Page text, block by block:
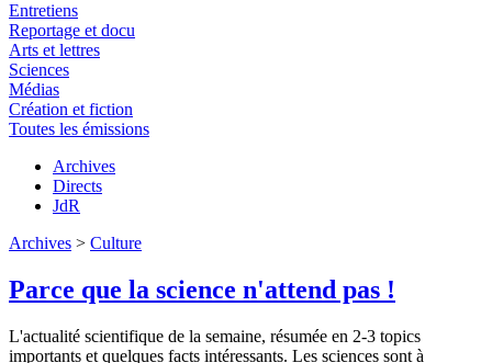
Entretiens
Reportage et docu
Arts et lettres
Sciences
Médias
Création et fiction
Toutes les émissions
Archives
Directs
JdR
Archives > Culture
Parce que la science n'attend pas !
L'actualité scientifique de la semaine, résumée en 2-3 topics
importants et quelques facts intéressants. Les sciences sont à